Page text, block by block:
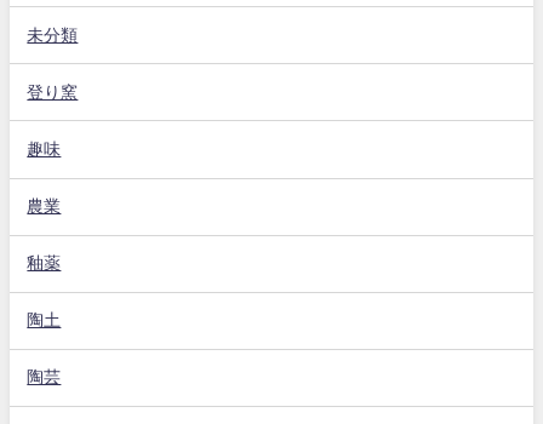
未分類
登り窯
趣味
農業
釉薬
陶土
陶芸